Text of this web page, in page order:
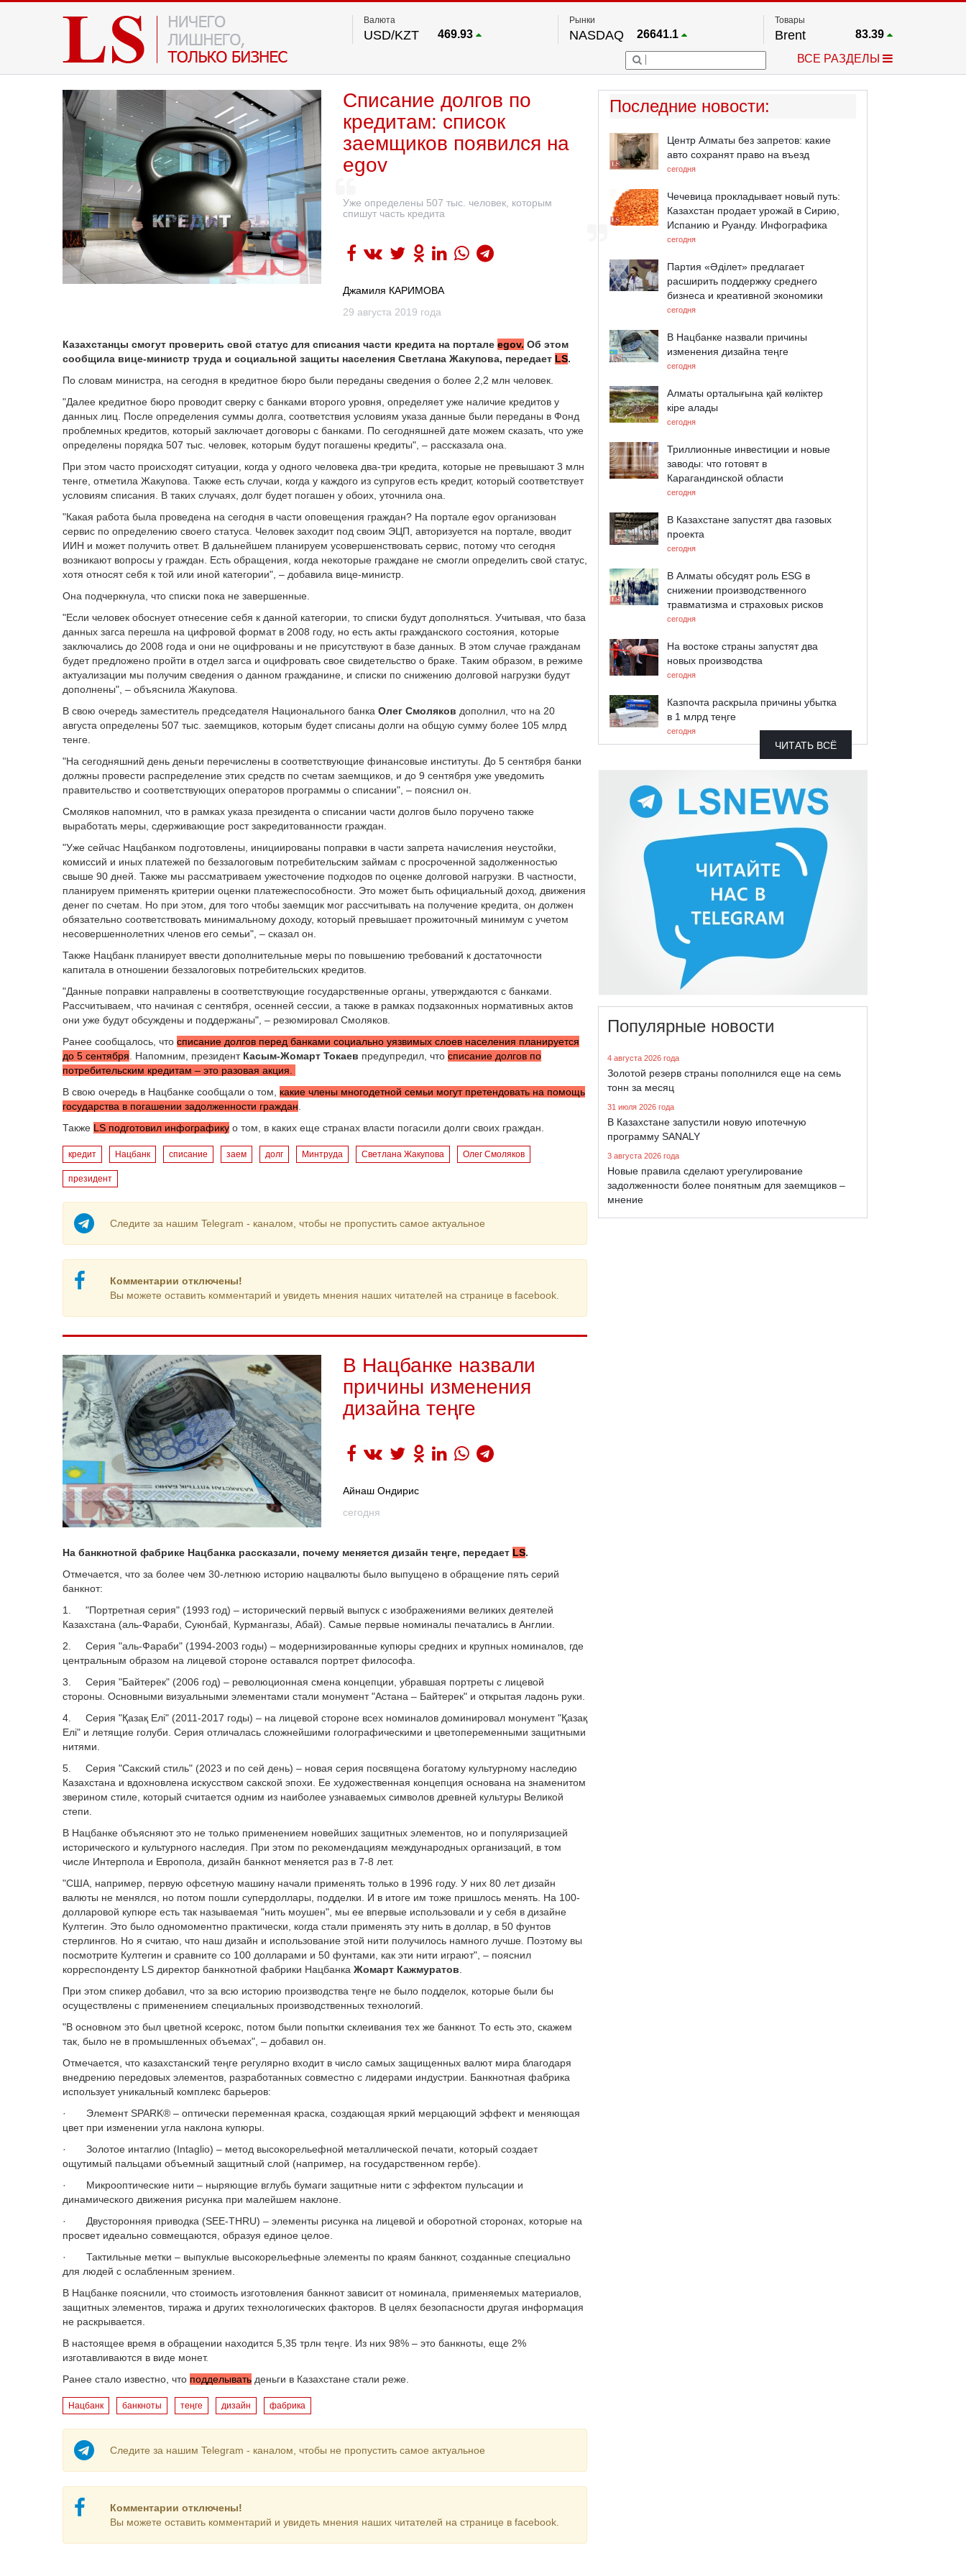
Валюта
USD/KZT 469.93
Рынки
NASDAQ 26641.1
FTSE 100 67.17
54024.9
S&P 500
24555.3
Товары
Brent 83.39
Платина
2.672
ВСЕ РАЗДЕЛЫ
Списание долгов по
кредитам: список
заемщиков появился на
egov
Уже определены 507 тыс. человек, которым
спишут часть кредита
Джамиля КАРИМОВА
29 августа 2019 года
Казахстанцы смогут проверить свой статус для списания части кредита на портале egov. Об этом
сообщила вице-министр труда и социальной защиты населения Светлана Жакупова, передает LS.
По словам министра, на сегодня в кредитное бюро были переданы сведения о более 2,2 млн человек.
"Далее кредитное бюро проводит сверку с банками второго уровня, определяет уже наличие кредитов у
данных лиц. После определения суммы долга, соответствия условиям указа данные были переданы в Фонд
проблемных кредитов, который заключает договоры с банками. По сегодняшней дате можем сказать, что уже
определены порядка 507 тыс. человек, которым будут погашены кредиты", – рассказала она.
При этом часто происходят ситуации, когда у одного человека два-три кредита, которые не превышают 3 млн
тенге, отметила Жакупова. Также есть случаи, когда у каждого из супругов есть кредит, который соответствует
условиям списания. В таких случаях, долг будет погашен у обоих, уточнила она.
"Какая работа была проведена на сегодня в части оповещения граждан? На портале egov организован
сервис по определению своего статуса. Человек заходит под своим ЭЦП, авторизуется на портале, вводит
ИИН и может получить ответ. В дальнейшем планируем усовершенствовать сервис, потому что сегодня
возникают вопросы у граждан. Есть обращения, когда некоторые граждане не смогли определить свой статус,
хотя относят себя к той или иной категории", – добавила вице-министр.
Она подчеркнула, что списки пока не завершенные.
"Если человек обоснует отнесение себя к данной категории, то списки будут дополняться. Учитывая, что база
данных загса перешла на цифровой формат в 2008 году, но есть акты гражданского состояния, которые
заключались до 2008 года и они не оцифрованы и не присутствуют в базе данных. В этом случае гражданам
будет предложено пройти в отдел загса и оцифровать свое свидетельство о браке. Таким образом, в режиме
актуализации мы получим сведения о данном гражданине, и списки по снижению долговой нагрузки будут
дополнены", – объяснила Жакупова.
В свою очередь заместитель председателя Национального банка Олег Смоляков дополнил, что на 20
августа определены 507 тыс. заемщиков, которым будет списаны долги на общую сумму более 105 млрд
тенге.
"На сегодняшний день деньги перечислены в соответствующие финансовые институты. До 5 сентября банки
должны провести распределение этих средств по счетам заемщиков, и до 9 сентября уже уведомить
правительство и соответствующих операторов программы о списании", – пояснил он.
Смоляков напомнил, что в рамках указа президента о списании части долгов было поручено также
выработать меры, сдерживающие рост закредитованности граждан.
"Уже сейчас Нацбанком подготовлены, инициированы поправки в части запрета начисления неустойки,
комиссий и иных платежей по беззалоговым потребительским займам с просроченной задолженностью
свыше 90 дней. Также мы рассматриваем ужесточение подходов по оценке долговой нагрузки. В частности,
планируем применять критерии оценки платежеспособности. Это может быть официальный доход, движения
денег по счетам. Но при этом, для того чтобы заемщик мог рассчитывать на получение кредита, он должен
обязательно соответствовать минимальному доходу, который превышает прожиточный минимум с учетом
несовершеннолетних членов его семьи", – сказал он.
Также Нацбанк планирует ввести дополнительные меры по повышению требований к достаточности
капитала в отношении беззалоговых потребительских кредитов.
"Данные поправки направлены в соответствующие государственные органы, утверждаются с банками.
Рассчитываем, что начиная с сентября, осенней сессии, а также в рамках подзаконных нормативных актов
они уже будут обсуждены и поддержаны", – резюмировал Смоляков.
Ранее сообщалось, что списание долгов перед банками социально уязвимых слоев населения планируется
до 5 сентября . Напомним, президент Касым-Жомарт Токаев предупредил, что списание долгов по
потребительским кредитам – это разовая акция.
В свою очередь в Нацбанке сообщали о том, какие члены многодетной семьи могут претендовать на помощь
государства в погашении задолженности граждан
Также LS подготовил инфографику о том, в каких еще странах власти погасили долги своих граждан.
кредит Нацбанк списание заем долг Минтруда Светлана Жакупова Олег Смоляков
президент
Следите за нашим Telegram - каналом, чтобы не пропустить самое актуальное
Комментарии отключены!
Вы можете оставить комментарий и увидеть мнения наших читателей на странице в facebook.
В Нацбанке назвали
причины изменения
дизайна теңге
Айнаш Ондирис
сегодня
На банкнотной фабрике Нацбанка рассказали, почему меняется дизайн теңге, передает LS.
Отмечается, что за более чем 30-летнюю историю нацвалюты было выпущено в обращение пять серий
банкнот:
1. "Портретная серия" (1993 год) – исторический первый выпуск с изображениями великих деятелей
Казахстана (аль-Фараби, Суюнбай, Курмангазы, Абай). Самые первые номиналы печатались в Англии.
2. Серия "аль-Фараби" (1994-2003 годы) – модернизированные купюры средних и крупных номиналов, где
центральным образом на лицевой стороне оставался портрет философа.
3. Серия "Байтерек" (2006 год) – революционная смена концепции, убравшая портреты с лицевой
стороны. Основными визуальными элементами стали монумент "Астана – Байтерек" и открытая ладонь руки.
4. Серия "Қазақ Елі" (2011-2017 годы) – на лицевой стороне всех номиналов доминировал монумент "Қазақ
Елі" и летящие голуби. Серия отличалась сложнейшими голографическими и цветопеременными защитными
нитями.
5. Серия "Сакский стиль" (2023 и по сей день) – новая серия посвящена богатому культурному наследию
Казахстана и вдохновлена искусством сакской эпохи. Ее художественная концепция основана на знаменитом
зверином стиле, который считается одним из наиболее узнаваемых символов древней культуры Великой
степи.
В Нацбанке объясняют это не только применением новейших защитных элементов, но и популяризацией
исторического и культурного наследия. При этом по рекомендациям международных организаций, в том
числе Интерпола и Европола, дизайн банкнот меняется раз в 7-8 лет.
"США, например, первую офсетную машину начали применять только в 1996 году. У них 80 лет дизайн
валюты не менялся, но потом пошли супердоллары, подделки. И в итоге им тоже пришлось менять. На 100-
долларовой купюре есть так называемая "нить моушен", мы ее впервые использовали и у себя в дизайне
Култегин. Это было одномоментно практически, когда стали применять эту нить в доллар, в 50 фунтов
стерлингов. Но я считаю, что наш дизайн и использование этой нити получилось намного лучше. Поэтому вы
посмотрите Култегин и сравните со 100 долларами и 50 фунтами, как эти нити играют", – пояснил
корреспонденту LS директор банкнотной фабрики Нацбанка Жомарт Кажмуратов
При этом спикер добавил, что за всю историю производства теңге не было подделок, которые были бы
осуществлены с применением специальных производственных технологий.
"В основном это был цветной ксерокс, потом были попытки склеивания тех же банкнот. То есть это, скажем
так, было не в промышленных объемах", – добавил он.
Отмечается, что казахстанский теңге регулярно входит в число самых защищенных валют мира благодаря
внедрению передовых элементов, разработанных совместно с лидерами индустрии. Банкнотная фабрика
использует уникальный комплекс барьеров:
· Элемент SPARK® – оптически переменная краска, создающая яркий мерцающий эффект и меняющая
цвет при изменении угла наклона купюры.
· Золотое интаглио (Intaglio) – метод высокорельефной металлической печати, который создает
ощутимый пальцами объемный защитный слой (например, на государственном гербе).
· Микрооптические нити – ныряющие вглубь бумаги защитные нити с эффектом пульсации и
динамического движения рисунка при малейшем наклоне.
· Двусторонняя приводка (SEE-THRU) – элементы рисунка на лицевой и оборотной сторонах, которые на
просвет идеально совмещаются, образуя единое целое.
· Тактильные метки – выпуклые высокорельефные элементы по краям банкнот, созданные специально
для людей с ослабленным зрением.
В Нацбанке пояснили, что стоимость изготовления банкнот зависит от номинала, применяемых материалов,
защитных элементов, тиража и других технологических факторов. В целях безопасности другая информация
не раскрывается.
В настоящее время в обращении находится 5,35 трлн теңге. Из них 98% – это банкноты, еще 2%
изготавливаются в виде монет.
Ранее стало известно, что подделывать деньги в Казахстане стали реже.
Нацбанк банкноты теңге дизайн фабрика
Следите за нашим Telegram - каналом, чтобы не пропустить самое актуальное
Комментарии отключены!
Вы можете оставить комментарий и увидеть мнения наших читателей на странице в facebook.
Последние новости:
Центр Алматы без запретов: какие
авто сохранят право на въезд
сегодня
Чечевица прокладывает новый путь:
Казахстан продает урожай в Сирию,
Испанию и Руанду. Инфографика
сегодня
Партия «Әділет» предлагает
расширить поддержку среднего
бизнеса и креативной экономики
сегодня
В Нацбанке назвали причины
изменения дизайна теңге
сегодня
Алматы орталығына қай көліктер
кіре алады
сегодня
Триллионные инвестиции и новые
заводы: что готовят в
Карагандинской области
сегодня
В Казахстане запустят два газовых
проекта
сегодня
В Алматы обсудят роль ESG в
снижении производственного
травматизма и страховых рисков
сегодня
На востоке страны запустят два
новых производства
сегодня
Казпочта раскрыла причины убытка
в 1 млрд теңге
сегодня
ЧИТАТЬ ВСЁ
Популярные новости
4 августа 2026 года
Золотой резерв страны пополнился еще на семь
тонн за месяц
31 июля 2026 года
В Казахстане запустили новую ипотечную
программу SANALY
3 августа 2026 года
Новые правила сделают урегулирование
задолженности более понятным для заемщиков –
мнение